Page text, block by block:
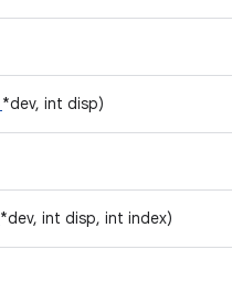
*dev, int disp)
*dev, int disp, int index)